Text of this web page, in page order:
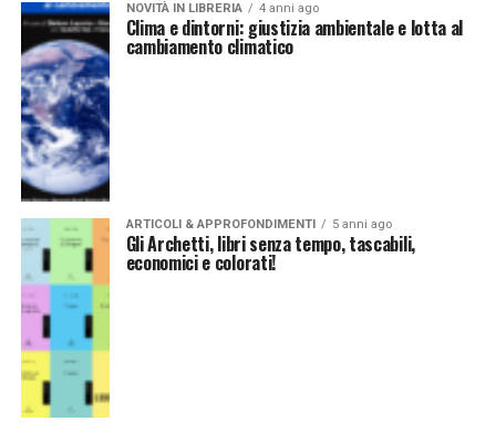
NOVITÀ IN LIBRERIA 4 anni ago
Clima e dintorni: giustizia ambientale e lotta al
cambiamento climatico
ARTICOLI & APPROFONDIMENTI 5 anni ago
Gli Archetti, libri senza tempo, tascabili,
economici e colorati!